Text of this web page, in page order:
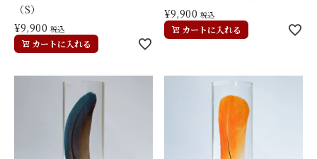
（S）
¥9,900 税込
カートに入れる
¥9,900 税込
カートに入れる